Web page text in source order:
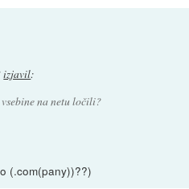
izjavil:
na netu ločili?
(.com(pany))??)